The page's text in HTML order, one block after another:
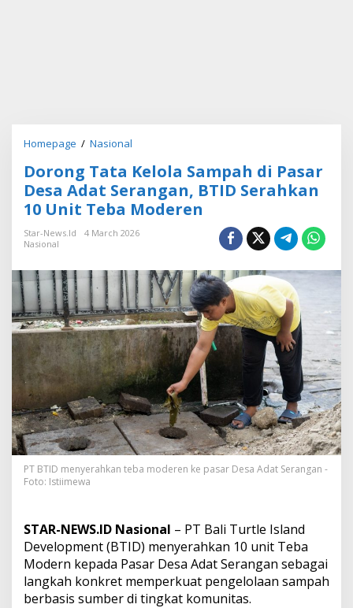
Homepage / Nasional
r
o
n
g
T
a
K
e
l
o
l
a
S
a
m
p
a
h
d
i
a
r
D
e
s
a
Dorong Tata Kelola Sampah di Pasar
Desa Adat Serangan, BTID Serahkan
10 Unit Teba Moderen
Star-News.id
4 March 2026
Nasional
PT BTID menyerahkan teba moderen ke pasar Desa Adat Serangan -
Foto: Istiimewa
STAR-NEWS.ID Nasional – PT Bali Turtle Island
Development (BTID) menyerahkan 10 unit Teba
Modern kepada Pasar Desa Adat Serangan sebagai
langkah konkret memperkuat pengelolaan sampah
berbasis sumber di tingkat komunitas.